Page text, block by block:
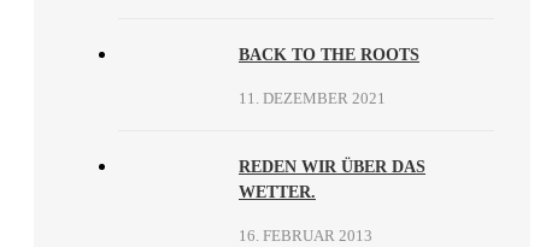
BACK TO THE ROOTS
11. DEZEMBER 2021
REDEN WIR ÜBER DAS
WETTER.
16. FEBRUAR 2013